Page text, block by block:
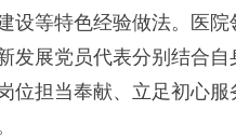
设等特色经验做法。医
发展党员代表分别结合
位担当奉献、立足初心